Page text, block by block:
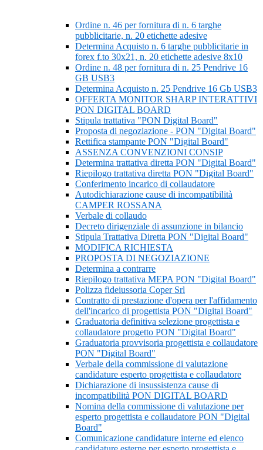
Ordine n. 46 per fornitura di n. 6 targhe
pubblicitarie, n. 20 etichette adesive
Determina Acquisto n. 6 targhe pubblicitarie in
forex f.to 30x21, n. 20 etichette adesive 8x10
Ordine n. 48 per fornitura di n. 25 Pendrive 16
GB USB3
Determina Acquisto n. 25 Pendrive 16 Gb USB3
OFFERTA MONITOR SHARP INTERATTIVI
PON DIGITAL BOARD
Stipula trattativa "PON Digital Board"
Proposta di negoziazione - PON "Digital Board"
Rettifica stampante PON "Digital Board"
ASSENZA CONVENZIONI CONSIP
Determina trattativa diretta PON "Digital Board"
Riepilogo trattativa diretta PON "Digital Board"
Conferimento incarico di collaudatore
Autodichiarazione cause di incompatibilità
CAMPER ROSSANA
Verbale di collaudo
Decreto dirigenziale di assunzione in bilancio
Stipula Trattativa Diretta PON "Digital Board"
MODIFICA RICHIESTA
PROPOSTA DI NEGOZIAZIONE
Determina a contrarre
Riepilogo trattativa MEPA PON "Digital Board"
Polizza fideiussoria Coper Srl
Contratto di prestazione d'opera per l'affidamento
dell'incarico di progettista PON "Digital Board"
Graduatoria definitiva selezione progettista e
collaudatore progetto PON "Digital Board"
Graduatoria provvisoria progettista e collaudatore
PON "Digital Board"
Verbale della commissione di valutazione
candidature esperto progettista e collaudatore
Dichiarazione di insussistenza cause di
incompatibilità PON DIGITAL BOARD
Nomina della commissione di valutazione per
esperto progettista e collaudatore PON "Digital
Board"
Comunicazione candidature interne ed elenco